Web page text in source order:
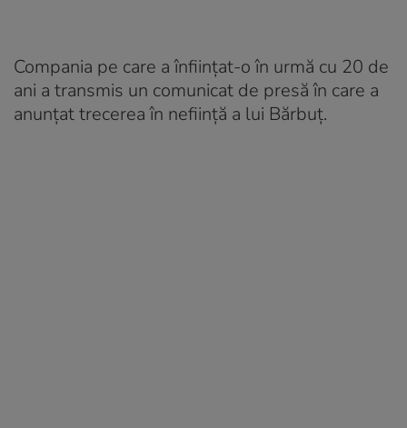
Compania pe care a înființat-o în urmă cu 20 de
ani a transmis un comunicat de presă în care a
anunțat trecerea în neființă a lui Bărbuț.